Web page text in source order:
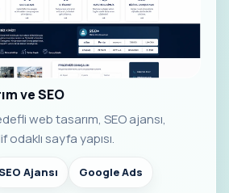
ve SEO
web tasarım, SEO ajansı,
sayfa yapısı.
Ajansı Google Ads